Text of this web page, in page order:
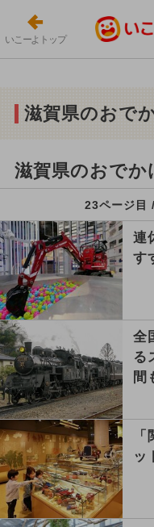
いこーよトップ
滋賀県のおで
滋賀県のおでか
23ページ目
連
す
全
る
間
ッ